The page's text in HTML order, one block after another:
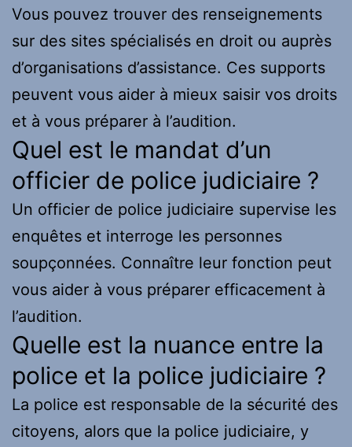
Vous pouvez trouver des renseignements
sur des sites spécialisés en droit ou auprès
d’organisations d’assistance. Ces supports
peuvent vous aider à mieux saisir vos droits
et à vous préparer à l’audition.
Quel est le mandat d’un
officier de police judiciaire ?
Un officier de police judiciaire supervise les
enquêtes et interroge les personnes
soupçonnées. Connaître leur fonction peut
vous aider à vous préparer efficacement à
l’audition.
Quelle est la nuance entre la
police et la police judiciaire ?
La police est responsable de la sécurité des
citoyens, alors que la police judiciaire, y